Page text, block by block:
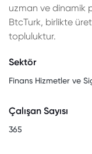
uzman ve dinamik
BtcTurk, birlikte
topluluktur.
Sektör
Finans Hizmetler ve
Çalışan Sayısı
365